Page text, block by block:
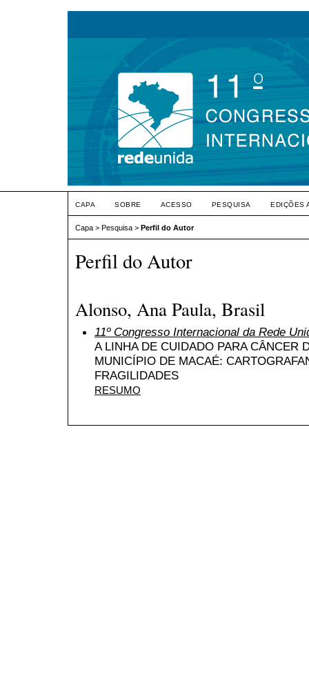
CAPA SOBRE ACESSO PESQUISA EDIÇÕES
Capa > Pesquisa > Perfil do Autor
Perfil do Autor
Alonso, Ana Paula, Brasil
11º Congresso Internacional da Rede
A LINHA DE CUIDADO PARA CÂNCER
MUNICÍPIO DE MACAÉ:
FRAGILIDADES
RESUMO